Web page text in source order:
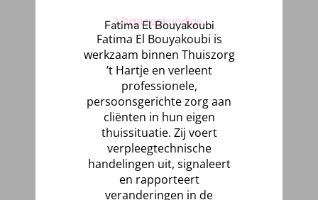
Verpleegkundige
Fatima El Bouyakoubi
Fatima El Bouyakoubi is
werkzaam binnen Thuiszorg
’t Hartje en verleent
professionele,
persoonsgerichte zorg aan
cliënten in hun eigen
thuissituatie. Zij voert
verpleegtechnische
handelingen uit, signaleert
en rapporteert
veranderingen in de